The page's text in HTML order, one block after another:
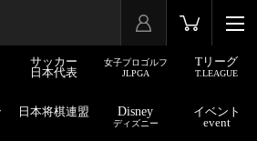
サッカー
日本代表
女子プロゴルフ
JLPGA
Tリーグ
T.LEAGUE
日本将棋連盟 Disney
ディズニー
イベント
event